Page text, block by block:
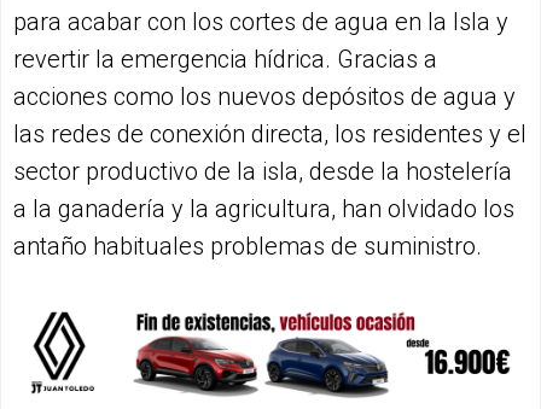
para acabar con los cortes de agua en la Isla y
revertir la emergencia hídrica. Gracias a
acciones como los nuevos depósitos de agua y
las redes de conexión directa, los residentes y el
sector productivo de la isla, desde la hostelería
a la ganadería y la agricultura, han olvidado los
antaño habituales problemas de suministro.